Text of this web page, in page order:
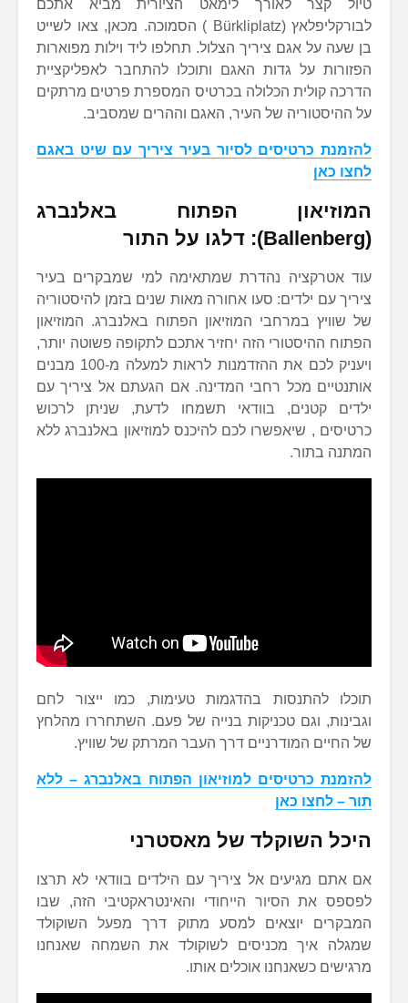
טיול קצר לאורך לימאט הציורית מביא אתכם
לבורקליפלאץ (Bürkliplatz ) הסמוכה. מכאן, צאו לשייט
בן שעה על אגם ציריך הצלול. תחלפו ליד וילות מפוארות
הפזורות על גדות האגם ותוכלו להתחבר לאפליקציית
הדרכה קולית הכלולה בכרטיס המספרת פרטים מרתקים
על ההיסטוריה של העיר, האגם וההרים שמסביב.
להזמנת כרטיסים לסיור בעיר ציריך עם שיט באגם
לחצו כאן
המוזיאון הפתוח באלנברג
(Ballenberg): דלגו על התור
עוד אטרקציה נהדרת שמתאימה למי שמבקרים בעיר
ציריך עם ילדים: סעו אחורה מאות שנים בזמן להיסטוריה
של שוויץ במרחבי המוזיאון הפתוח באלנברג. המוזיאון
הפתוח ההיסטורי הזה יחזיר אתכם לתקופה פשוטה יותר,
ויעניק לכם את ההזדמנות לראות למעלה מ-100 מבנים
אותנטיים מכל רחבי המדינה. אם הגעתם אל ציריך עם
ילדים קטנים, בוודאי תשמחו לדעת, שניתן לרכוש
כרטיסים , שיאפשרו לכם להיכנס למוזיאון באלנברג ללא
המתנה בתור.
תוכלו להתנסות בהדגמות טעימות, כמו ייצור לחם
וגבינות, וגם טכניקות בנייה של פעם. השתחררו מהלחץ
של החיים המודרניים דרך העבר המרתק של שוויץ.
להזמנת כרטיסים למוזיאון הפתוח באלנברג – ללא
תור – לחצו כאן
היכל השוקלד של מאסטרני
אם אתם מגיעים אל ציריך עם הילדים בוודאי לא תרצו
לפספס את הסיור הייחודי והאינטראקטיבי הזה, שבו
המבקרים יוצאים למסע מתוק דרך מפעל השוקולד
שמגלה איך מכניסים לשוקולד את השמחה שאנחנו
מרגישים כשאנחנו אוכלים אותו.